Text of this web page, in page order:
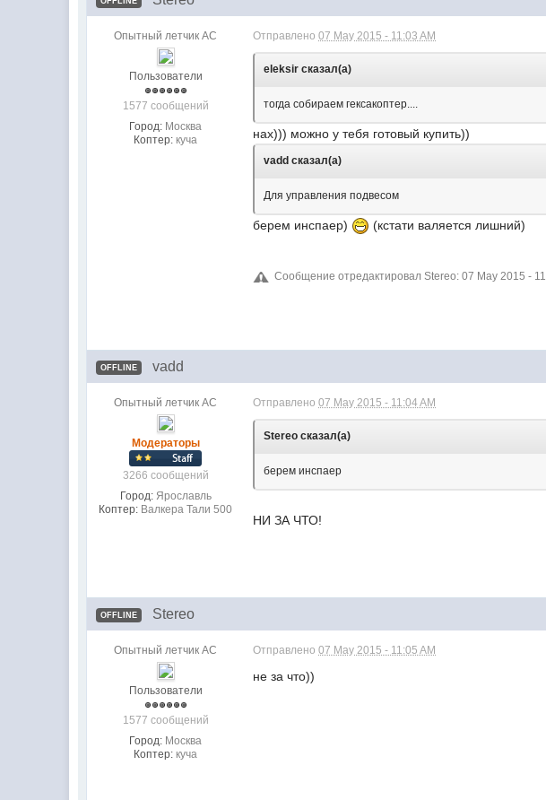
Опытный летчик АС
Пользователи
1577 сообщений
Город: Москва
Коптер: куча
Отправлено07 May 2015 - 11:03 AM
eleksir сказал(а)
тогда собираем гексакоптер....
нах))) можно у тебя готовый купить))
vadd сказал(а)
Для управления подвесом
берем инспаер) (кстати валяется лишний)
Сообщение отредактировал Stereo: 07 May 2015 -
OFFLINE vadd
Опытный летчик АС
Модераторы
3266 сообщений
Город: Ярославль
Коптер: Валкера Тали 500
Отправлено07 May 2015 - 11:04 AM
Stereo сказал(а)
берем инспаер
НИ ЗА ЧТО!
OFFLINE Stereo
Опытный летчик АС
Пользователи
1577 сообщений
Город: Москва
Коптер: куча
Отправлено07 May 2015 - 11:05 AM
не за что))